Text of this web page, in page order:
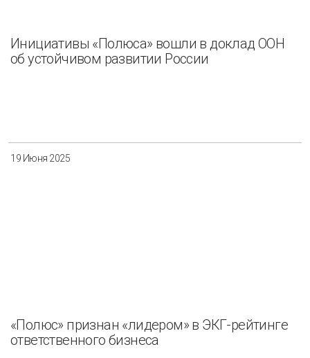
Инициативы «Полюса» вошли в доклад ООН
об устойчивом развитии России
19 Июня 2025
«Полюс» признан «лидером» в ЭКГ-рейтинге
ответственного бизнеса